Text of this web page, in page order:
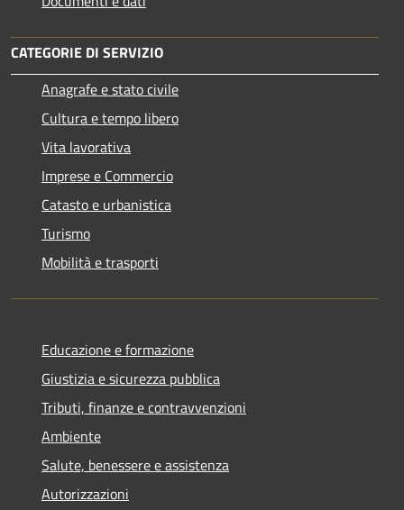
CATEGORIE DI SERVIZIO
Anagrafe e stato civile
Cultura e tempo libero
Vita lavorativa
Imprese e Commercio
Catasto e urbanistica
Turismo
Mobilità e trasporti
Educazione e formazione
Giustizia e sicurezza pubblica
Tributi, finanze e contravvenzioni
Ambiente
Salute, benessere e assistenza
Autorizzazioni